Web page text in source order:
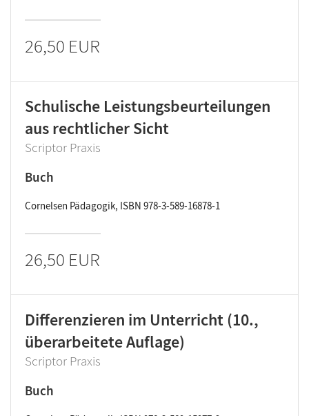
26,50 EUR
Schulische Leistungsbeurteilungen
aus rechtlicher Sicht
Scriptor Praxis
Buch
Cornelsen Pädagogik, ISBN 978-3-589-16878-1
26,50 EUR
Differenzieren im Unterricht (10.,
überarbeitete Auflage)
Scriptor Praxis
Buch